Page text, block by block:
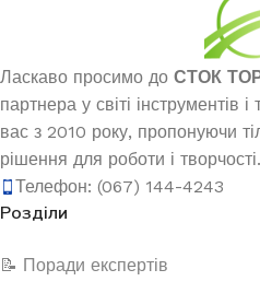
Ласкаво просимо до СТОК
партнера у світі інструментів
вас з 2010 року, пропонуючи
рішення для роботи і творчості.
Телефон: (067) 144-4243
Розділи
📝 Поради експертів